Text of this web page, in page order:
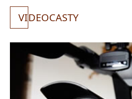
VIDEOCASTY